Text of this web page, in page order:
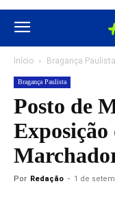
Início Bragança Paulista
Bragança Paulista
Posto de
Por Redação - 1 de